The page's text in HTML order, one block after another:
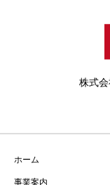
株式
ホーム
事業案内